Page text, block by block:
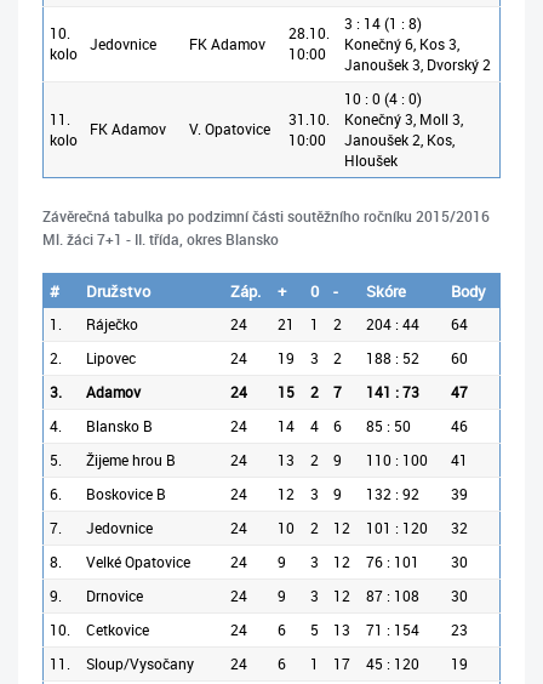
10.
kolo
Jedovnice FK Adamov
28.10.
10:00
3 : 14 (1 : 8)
Konečný 6, Kos 3,
Janoušek 3, Dvorský 2
11.
kolo
FK Adamov V. Opatovice
31.10.
10:00
10 : 0 (4 : 0)
Konečný 3, Moll 3,
Janoušek 2, Kos,
Hloušek
Závěrečná tabulka po podzimní části soutěžního ročníku 2015/2016
Ml. žáci 7+1 - II. třída, okres Blansko
# Družstvo Záp. + 0 - Skóre Body
1. Ráječko 24 21 1 2 204 : 44
64
2.
Lipovec 24 19 3 2 188 : 52
60
3.
Adamov 24 15 2 7 141 : 73
47
4.
Blansko B 24 14 4 6 85 : 50
46
5.
Žijeme hrou B 24 13 2 9 110 : 100
41
6.
Boskovice B 24 12 3 9 132 : 92
39
7.
Jedovnice 24 10 2 12 101 : 120
32
8.
Velké Opatovice 24 9 3 12 76 : 101
30
9.
Drnovice 24 9 3 12 87 : 108
30
10.
Cetkovice 24 6 5 13 71 : 154
23
11.
Sloup/Vysočany 24 6 1 17 45 : 120
19